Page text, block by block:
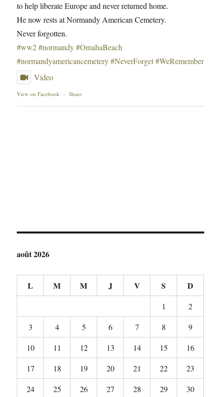
to help liberate Europe and never returned home.
He now rests at Normandy American Cemetery.
Never forgotten.
#ww2 #normandy #OmahaBeach
#normandyamericancemetery #NeverForget #WeRemember
Video
View on Facebook · Share
août 2026
L M M J V S D
1
2
3
4 5 6 7 8
9
10
11 12 13 14 15
16
17
18 19 20 21 22
23
24
25 26 27 28 29
30